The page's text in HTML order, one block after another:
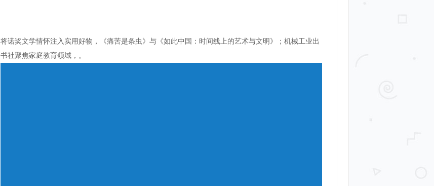
将诺奖文学情怀注入实用好物，《痛苦是条虫》与《如此中国：时间线上的艺术与文明》；机械工业出
书社聚焦家庭教育领域，。